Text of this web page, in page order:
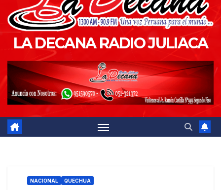
LA DECANA RADIO JULIACA
NACIONAL QUECHUA